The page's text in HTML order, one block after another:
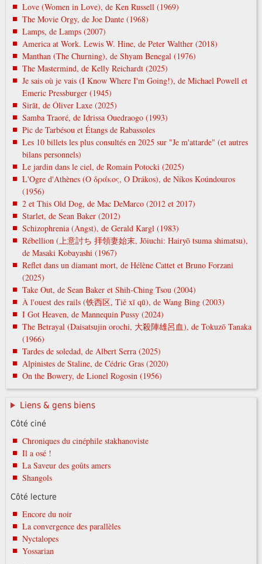
Love (Women in Love), de Ken Russell (1969)
The Movie Orgy, de Joe Dante (1968)
Lamps, de Lamps (2007)
America at Work. Lewis W. Hine, de Peter Walther (2018)
Manthan (The Churning), de Shyam Benegal (1976)
The Mastermind, de Kelly Reichardt (2025)
Je sais où je vais (I Know Where I'm Going!), de Michael Powell et
Emeric Pressburger (1945)
Sirāt, de Óliver Laxe (2025)
Samba Traoré, de Idrissa Ouedraogo (1993)
Pic de Tarbésou et Étangs de Rabassoles
Les 10 billets les plus consultés en 2025 sur "Je m'attarde" (et autres
bilans personnels)
Le jardin dans le ciel, de Romain Potocki (2025)
L'Ogre d'Athènes (Ο δράκος, O Drákos), de Níkos Koúndouros
(1956)
2 et This Old Dog, de Mac DeMarco (2012 et 2017)
Starlet, de Sean Baker (2012)
Schizophrenia (Angst), de Gerald Kargl (1983)
Rébellion (上意討ち 拝領妻始末, Jōiuchi: Hairyō tsuma shimatsu),
de Masaki Kobayashi (1967)
Reflet dans un diamant mort, de Hélène Cattet et Bruno Forzani
(2025)
Take Out, de Sean Baker et Shih-Ching Tsou (2004)
À l'ouest des rails (铁西区, Tiě xī qū), de Wang Bing (2003)
I Got Heaven, de Mannequin Pussy (2024)
The Betrayal (Daisatsujin orochi, 大殺陣雄呂血), de Tokuzō Tanaka
(1966)
Tardes de soledad, de Albert Serra (2025)
Alpinistes de Staline, de Cédric Gras (2020)
On the Bowery, de Lionel Rogosin (1956)
Liens & gens biens
Côté ciné
Chroniques du cinéphile stakhanoviste
Il a osé !
La Saveur des goûts amers
Shangols
Côté lecture
Encore du noir
La convergence des parallèles
Nyctalopes
Yossarian